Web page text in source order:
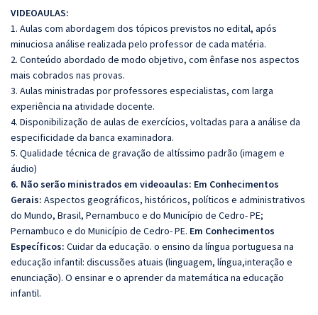
VIDEOAULAS:
1. Aulas com abordagem dos tópicos previstos no edital, após
minuciosa análise realizada pelo professor de cada matéria.
2. Conteúdo abordado de modo objetivo, com ênfase nos aspectos
mais cobrados nas provas.
3. Aulas ministradas por professores especialistas, com larga
experiência na atividade docente.
4. Disponibilização de aulas de exercícios, voltadas para a análise da
especificidade da banca examinadora.
5. Qualidade técnica de gravação de altíssimo padrão (imagem e
áudio)
6. Não serão ministrados em videoaulas: Em Conhecimentos
Gerais: Aspectos geográficos, históricos, políticos e administrativos
do Mundo, Brasil, Pernambuco e do Município de Cedro- PE;
Pernambuco e do Município de Cedro- PE. Em Conhecimentos
Específicos: Cuidar da educação. o ensino da língua portuguesa na
educação infantil: discussões atuais (linguagem, língua,interação e
enunciação). O ensinar e o aprender da matemática na educação
infantil.